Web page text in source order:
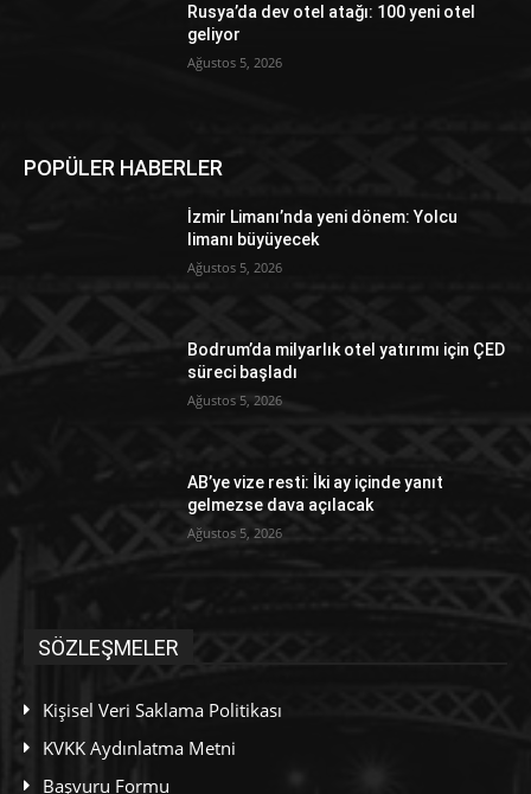
Rusya’da dev otel atağı: 100 yeni otel
geliyor
Ağustos 5, 2026
POPÜLER HABERLER
İzmir Limanı’nda yeni dönem: Yolcu
limanı büyüyecek
Ağustos 5, 2026
Bodrum’da milyarlık otel yatırımı için ÇED
süreci başladı
Ağustos 5, 2026
AB’ye vize resti: İki ay içinde yanıt
gelmezse dava açılacak
Ağustos 5, 2026
SÖZLEŞMELER
Kişisel Veri Saklama Politikası
KVKK Aydınlatma Metni
Başvuru Formu